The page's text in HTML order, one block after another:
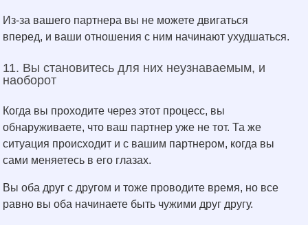
Из-за вашего партнера вы не можете двигаться
вперед, и ваши отношения с ним начинают ухудшаться.
11. Вы становитесь для них неузнаваемым, и
наоборот
Когда вы проходите через этот процесс, вы
обнаруживаете, что ваш партнер уже не тот. Та же
ситуация происходит и с вашим партнером, когда вы
сами меняетесь в его глазах.
Вы оба друг с другом и тоже проводите время, но все
равно вы оба начинаете быть чужими друг другу.